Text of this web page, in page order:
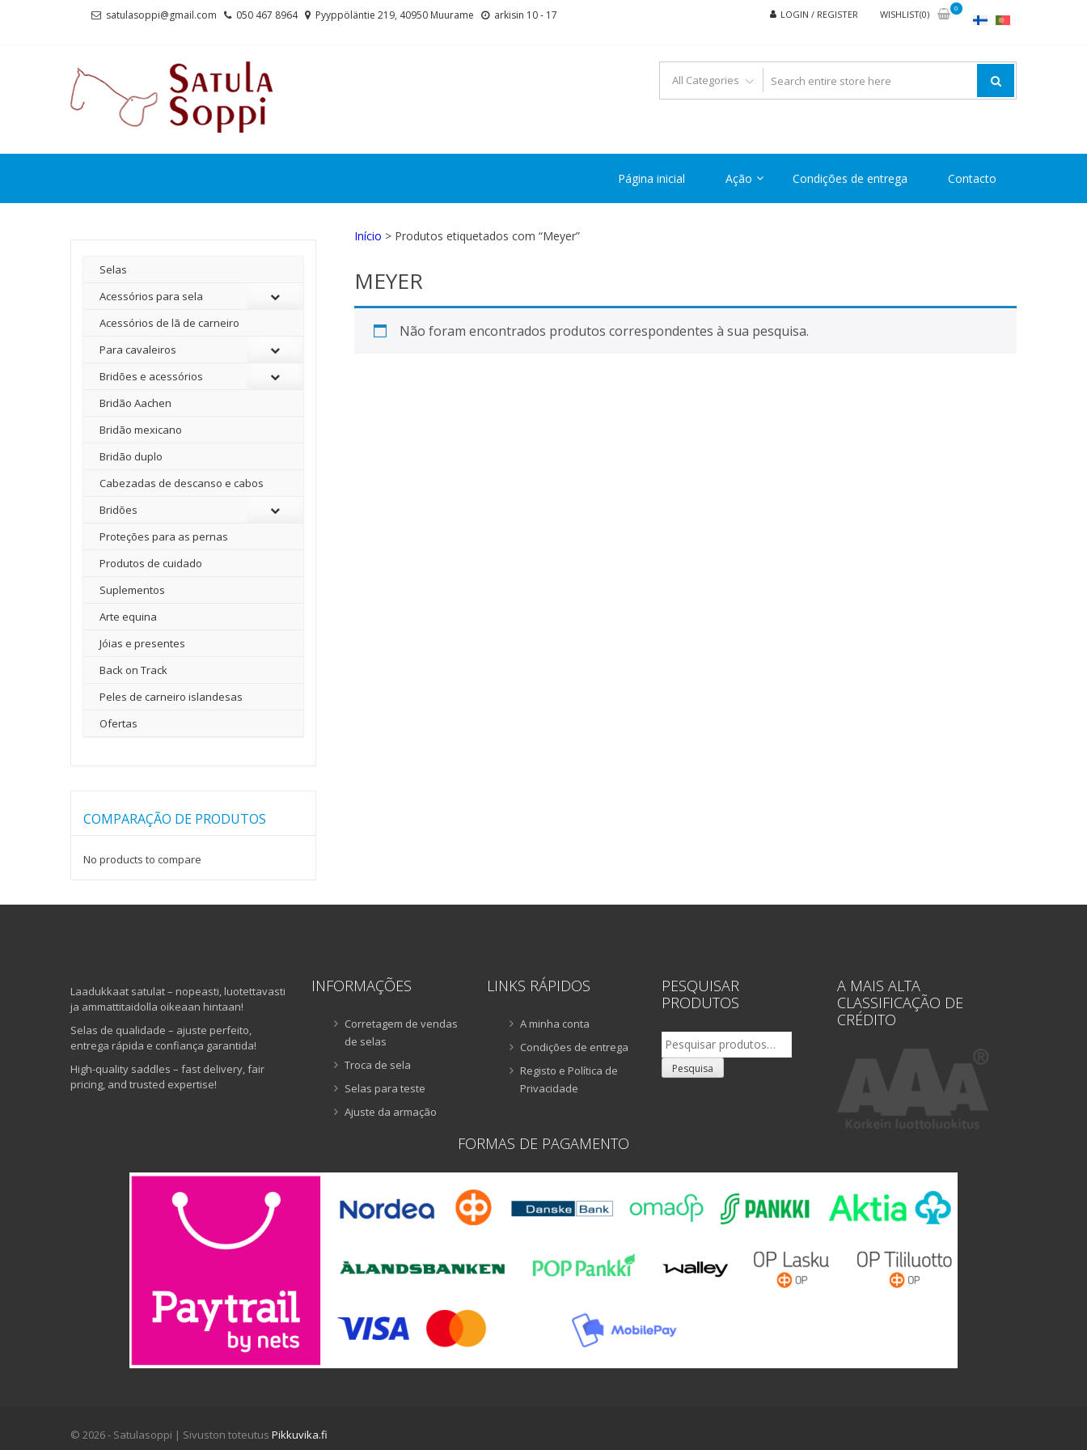
satulasoppi@gmail.com 050 467 8964 Pyyppöläntie 219, 40950 Muurame arkisin 10 - 17 LOGIN / REGISTER WISHLIST(0)
0
Página inicial Ação Condições de entrega Contacto
Início > Produtos etiquetados com “Meyer”
MEYER
Não foram encontrados produtos correspondentes à sua pesquisa.
Selas
Acessórios para sela
Acessórios de lã de carneiro
Para cavaleiros
Bridões e acessórios
Bridão Aachen
Bridão mexicano
Bridão duplo
Cabezadas de descanso e cabos
Bridões
Proteções para as pernas
Produtos de cuidado
Suplementos
Arte equina
Jóias e presentes
Back on Track
Peles de carneiro islandesas
Ofertas
COMPARAÇÃO DE PRODUTOS
No products to compare
Laadukkaat satulat – nopeasti, luotettavasti
ja ammattitaidolla oikeaan hintaan!
Selas de qualidade – ajuste perfeito,
entrega rápida e confiança garantida!
High-quality saddles – fast delivery, fair
pricing, and trusted expertise!
INFORMAÇÕES
Corretagem de vendas
de selas
Troca de sela
Selas para teste
Ajuste da armação
LINKS RÁPIDOS
A minha conta
Condições de entrega
Registo e Política de
Privacidade
PESQUISAR
PRODUTOS
Pesquisar
por:
Pesquisa
A MAIS ALTA
CLASSIFICAÇÃO DE
CRÉDITO
FORMAS DE PAGAMENTO
© 2026 - Satulasoppi | Sivuston toteutus Pikkuvika.fi